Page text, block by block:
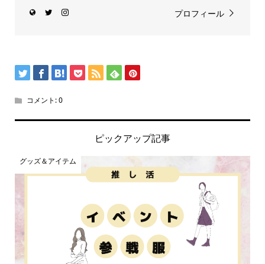
プロフィール
コメント:0
ピックアップ記事
グッズ＆アイテム